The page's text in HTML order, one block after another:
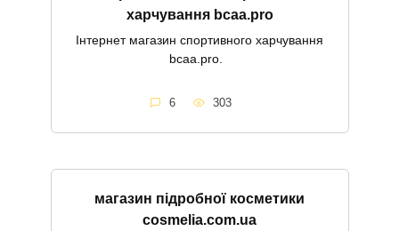
харчування bcaa.pro
Інтернет магазин спортивного харчування
bcaa.pro.
6 303
магазин підробної косметики
cosmelia.com.ua